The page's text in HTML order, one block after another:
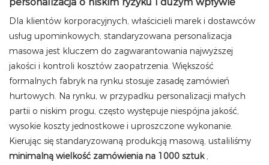
Dla klientów korporacyjnych, właścicieli marek i dostawców
usług upominkowych, standaryzowana personalizacja
masowa jest kluczem do zagwarantowania najwyższej
jakości i kontroli kosztów zaopatrzenia. Większość
formalnych fabryk na rynku stosuje zasadę zamówień
hurtowych. Na rynku, w przypadku personalizacji małych
partii o niskim progu, często występuje niespójna jakość,
wysokie koszty jednostkowe i uproszczone wykonanie.
Kierując się standaryzowaną produkcją masową, ustaliliśmy
minimalną wielkość zamówienia na 1000 sztuk,